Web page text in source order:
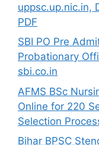
uppsc.up.nic.in,
PDF
SBI PO Pre
Probationary
sbi.co.in
AFMS BSc
Online for 220
Selection
Bihar BPSC